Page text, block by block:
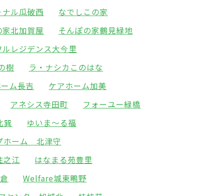
ル瓜破西
なでしこの家
家北加賀屋
そんぽの家鶴見緑地
ルレジデンス大今里
樹
ラ・ナシカこのはな
ム長吉
ケアホーム加美
アネシス寺田町
フォーユー緑橋
巽
ゆいま～る福
ホーム 北津守
之江
はなまる苑豊里
Welfare城東鴫野